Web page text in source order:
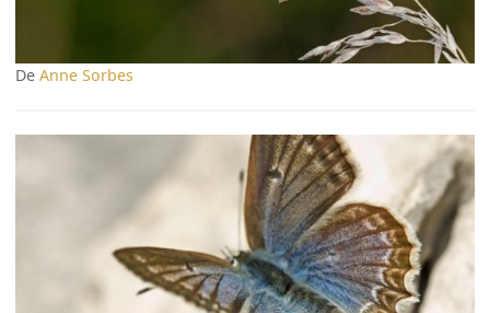
DeAnne Sorbes